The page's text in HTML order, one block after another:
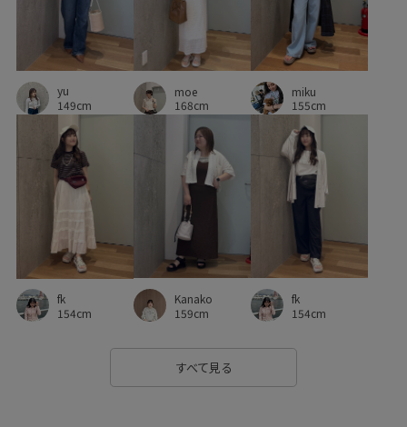
伸縮性 便利なポケット 厚底ソール
大容量 履きやすい 快適 快適な着心地 抜け感
旅行 耐久性 肌離れが良い 脚長効果
軽くて柔らかい
都会的 麻
yu
149cm
moe
168cm
miku
155cm
fk
154cm
Kanako
159cm
fk
154cm
すべて見る